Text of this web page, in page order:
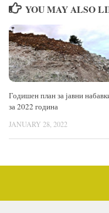
YOU MAY ALSO
Годишен план за јавни
за 2022 година
JANUARY 28, 2022